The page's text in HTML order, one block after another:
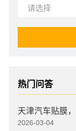
热门问答
2026-03-04